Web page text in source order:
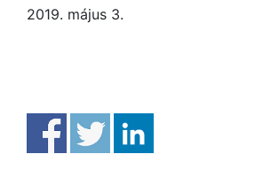
2019. május 3.